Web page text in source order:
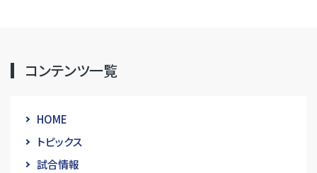
コンテンツ一覧
HOME
トピックス
試合情報